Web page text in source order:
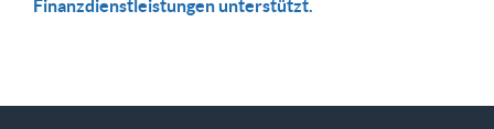
Finanzdienstleistungen unterstützt.